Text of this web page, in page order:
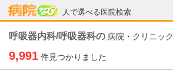
人で選べる医院検索
病院なび
呼吸器内科/呼吸器科の 病院・クリニック
9,991 件見つかりました